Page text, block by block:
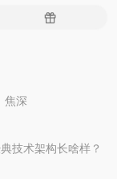
R
t
焦深
技术架构长啥样？